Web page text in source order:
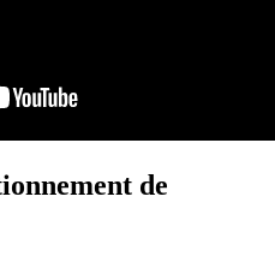
de